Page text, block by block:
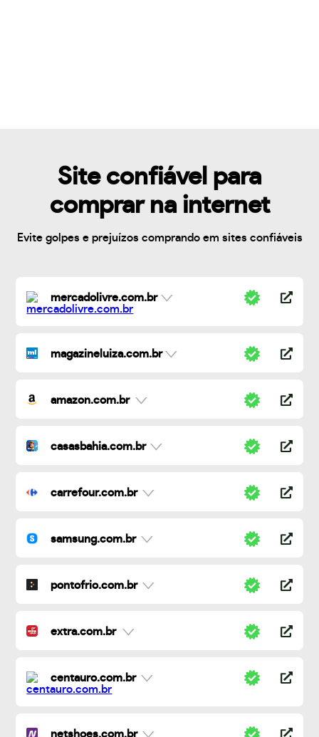
Site confiável para
comprar na internet
Evite golpes e prejuízos comprando em sites confiáveis
mercadolivre.com.br
magazineluiza.com.br
amazon.com.br
casasbahia.com.br
carrefour.com.br
samsung.com.br
pontofrio.com.br
extra.com.br
centauro.com.br
netshoes.com.br